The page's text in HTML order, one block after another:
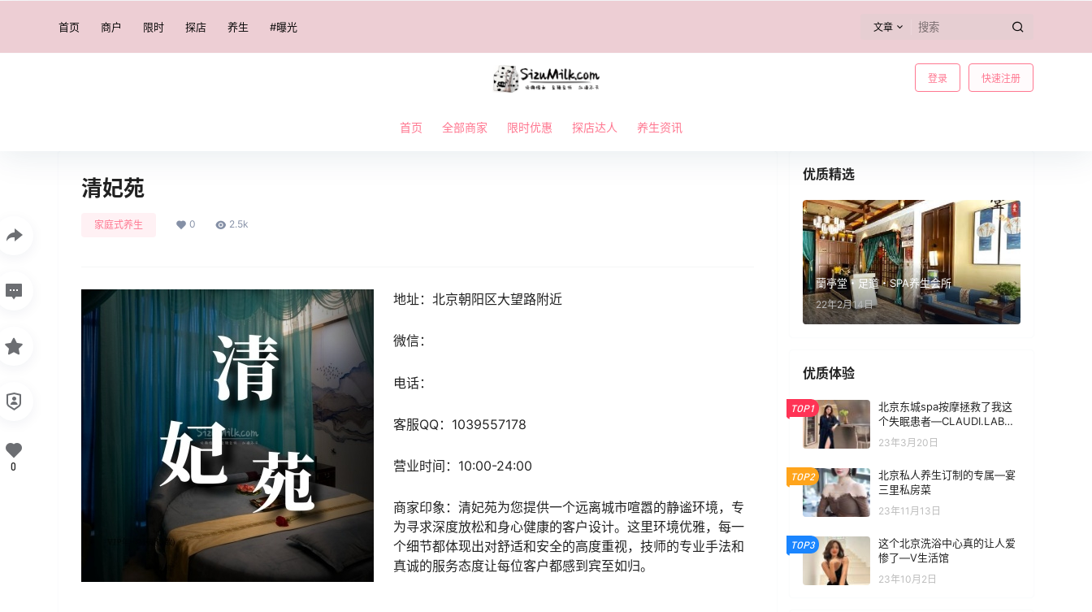
首页 商户 限时 探店 养生 #曝光 文章
登录 快速注册
首页 全部商家 限时优惠 探店达人 养生资讯
清妃苑
家庭式养生 0 2.5k
地址：北京朝阳区大望路附近
微信：
电话：
客服QQ：1039557178
营业时间：10:00-24:00
商家印象：清妃苑为您提供一个远离城市喧嚣的静谧环境，专
为寻求深度放松和身心健康的客户设计。这里环境优雅，每一
个细节都体现出对舒适和安全的高度重视，技师的专业手法和
真诚的服务态度让每位客户都感到宾至如归。
0
优质精选
蘭亭堂・足道・SPA养生会所
22年2月14日
优质体验
TOP1
北京东城spa按摩拯救了我这
个失眠患者—CLAUDI.LAB克
拉底实验室
23年3月20日
TOP2
北京私人养生订制的专属—宴
三里私房菜
23年11月13日
TOP3
这个北京洗浴中心真的让人爱
惨了—V生活馆
23年10月2日